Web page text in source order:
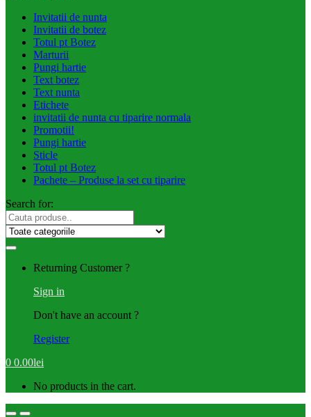
Invitatii de nunta
Invitatii de botez
Totul pt Botez
Marturii
Pungi hartie
Text botez
Text nunta
Etichete
invitatii de nunta cu tiparire normala
Promotii!
Pungi hartie
Sticle
Totul pt Botez
Pachete – Produse la set cu tiparire
Search for:
Returning Customer ?
Sign in
Don't have an account ?
Register
0 0.00lei
No products in the cart.